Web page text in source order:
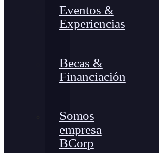
Eventos &
Experiencias
Becas &
Financiación
Somos
empresa
BCorp